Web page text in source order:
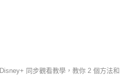
Disney+ 同步觀看教學，教你 2 個方法和